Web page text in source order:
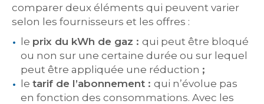
comparer deux éléments qui peuvent varier
selon les fournisseurs et les offres :
le prix du kWh de gaz : qui peut être bloqué
ou non sur une certaine durée ou sur lequel
peut être appliquée une réduction ;
le tarif de l’abonnement : qui n’évolue pas
en fonction des consommations. Avec les